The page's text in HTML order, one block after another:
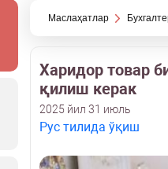
Маслаҳатлар
Харидор товар
қилиш керак
2025 йил 31 июль
Рус тилида ўқиш